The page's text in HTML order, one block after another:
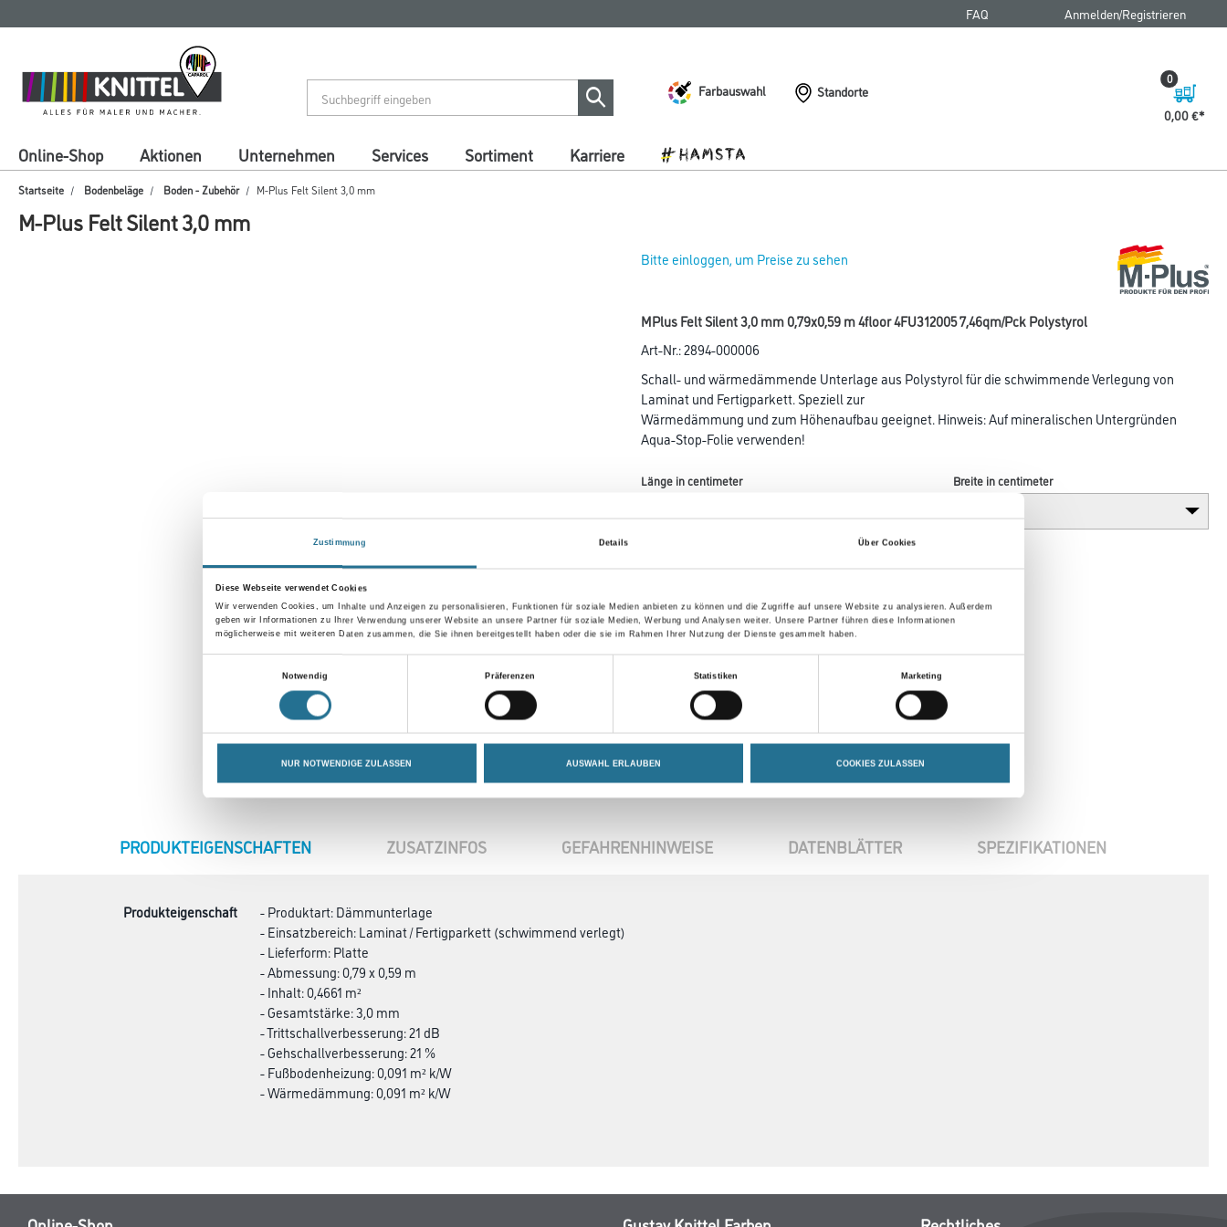
Zustimmung Details Über Cookies
Diese Webseite verwendet Cookies
Wir verwenden Cookies, um Inhalte und Anzeigen zu personalisieren, Funktionen für soziale Medien anbieten zu können und die Zugriffe auf unsere Website zu analysieren. Außerdem
geben wir Informationen zu Ihrer Verwendung unserer Website an unsere Partner für soziale Medien, Werbung und Analysen weiter. Unsere Partner führen diese Informationen
möglicherweise mit weiteren Daten zusammen, die Sie ihnen bereitgestellt haben oder die sie im Rahmen Ihrer Nutzung der Dienste gesammelt haben.
Notwendig
Präferenzen Statistiken Marketing
NUR NOTWENDIGE ZULASSEN AUSWAHL ERLAUBEN COOKIES ZULASSEN
springen
springen
FAQ Anmelden/Registrieren
Farbauswahl
Standorte
0,00 €
0
Online-Shop Aktionen Unternehmen Services Sortiment Karriere
Startseite Bodenbeläge Boden - Zubehör M-Plus Felt Silent 3,0 mm
M-Plus Felt Silent 3,0 mm
Bitte einloggen, um Preise zu sehen
MPlus Felt Silent 3,0 mm 0,79x0,59 m 4floor 4FU312005 7,46qm/Pck Polystyrol
Art-Nr.:2894-000006
Schall- und wärmedämmende Unterlage aus Polystyrol für die schwimmende Verlegung von
Laminat und Fertigparkett. Speziell zur
Wärmedämmung und zum Höhenaufbau geeignet. Hinweis: Auf mineralischen Untergründen
Aqua-Stop-Folie verwenden!
Länge in centimeter Breite in centimeter
CURRENT
PRODUKTEIGENSCHAFTEN ZUSATZINFOS GEFAHRENHINWEISE DATENBLÄTTER SPEZIFIKATIONEN
Produkteigenschaft
- Produktart: Dämmunterlage
- Einsatzbereich: Laminat / Fertigparkett (schwimmend verlegt)
- Lieferform: Platte
- Abmessung: 0,79 x 0,59 m
- Inhalt: 0,4661 m²
- Gesamtstärke: 3,0 mm
- Trittschallverbesserung: 21 dB
- Gehschallverbesserung: 21 %
- Fußbodenheizung: 0,091 m² k/W
- Wärmedämmung: 0,091 m² k/W